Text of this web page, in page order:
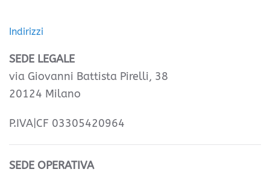
Indirizzi
SEDE LEGALE
via Giovanni Battista Pirelli, 38
20124 Milano
P.IVA|CF 03305420964
SEDE OPERATIVA